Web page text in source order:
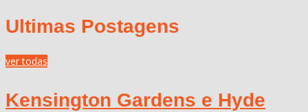
Ultimas Postagens
ver todas
Kensington Gardens e Hyde